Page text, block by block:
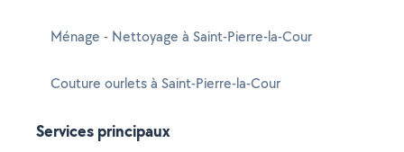
Ménage - Nettoyage à Saint-Pierre-la-Cour
Couture ourlets à Saint-Pierre-la-Cour
Services principaux